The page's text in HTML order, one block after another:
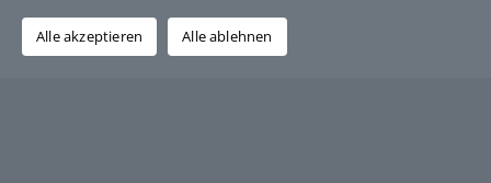
Alle akzeptieren Alle ablehnen